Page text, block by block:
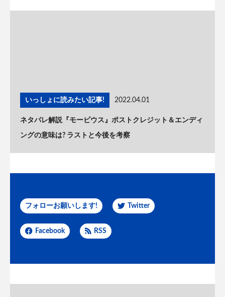
いっしょに読みたい記事! 2022.04.01
ネタバレ解説『モービウス』ポストクレジット＆エンディ
ングの意味は? ラストと今後を考察
フォローお願いします! Twitter
Facebook RSS